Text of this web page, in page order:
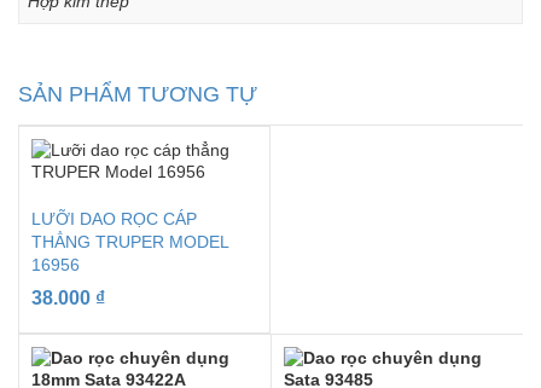
SẢN PHẨM TƯƠNG TỰ
LƯỠI DAO RỌC CÁP
THẲNG TRUPER MODEL
16956
38.000 ₫